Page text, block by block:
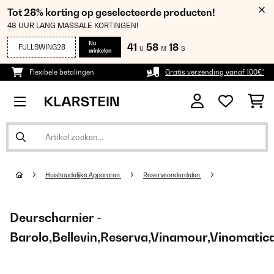
Tot 28% korting op geselecteerde producten!
48 UUR LANG MASSALE KORTINGEN!
FULLSWING28
Nu
winkelen
41 U 58 M 18 S
Flexibele betalingen Gratis verzending vanaf 100€*
Huishoudelijke Apparaten Reserveonderdelen
Deurscharnier -